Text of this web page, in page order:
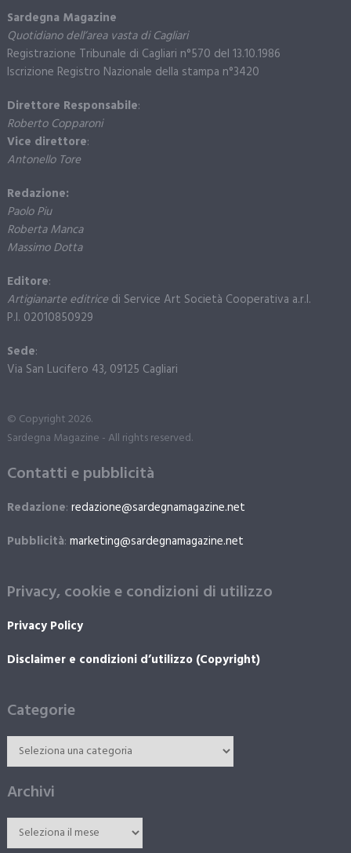
Sardegna Magazine
Quotidiano dell’area vasta di Cagliari
Registrazione Tribunale di Cagliari n°570 del 13.10.1986
Iscrizione Registro Nazionale della stampa n°3420
Direttore Responsabile:
Roberto Copparoni
Vice direttore:
Antonello Tore
Redazione:
Paolo Piu
Roberta Manca
Massimo Dotta
Editore:
Artigianarte editricedi Service Art Società Cooperativa a.r.l.
P.I. 02010850929
Sede:
Via San Lucifero 43, 09125 Cagliari
© Copyright 2026.
Sardegna Magazine - All rights reserved.
Contatti e pubblicità
Redazione: redazione@sardegnamagazine.net
Pubblicità: marketing@sardegnamagazine.net
Privacy, cookie e condizioni di utilizzo
Privacy Policy
Disclaimer e condizioni d’utilizzo (Copyright)
Categorie
Archivi